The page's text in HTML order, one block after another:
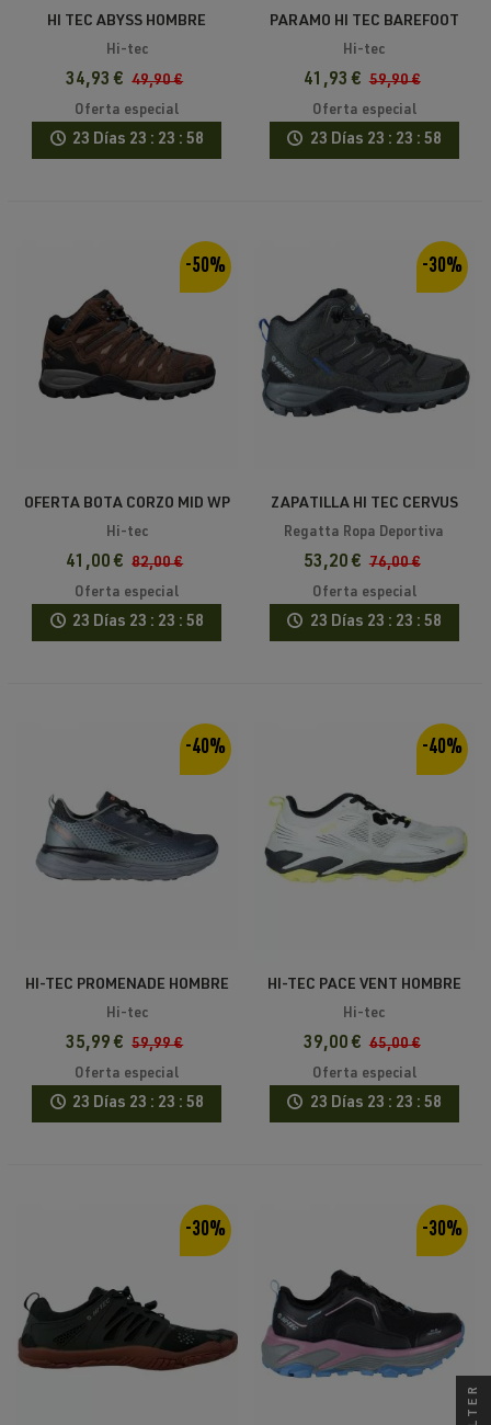
HI TEC ABYSS HOMBRE
BAREFOOT
Hi-tec
34,93 € 49,90 €
Oferta especial
23 Días 23 : 23 : 58
PARAMO HI TEC BAREFOOT
HOMBRE
Hi-tec
41,93 € 59,90 €
Oferta especial
23 Días 23 : 23 : 58
-50%
OFERTA BOTA CORZO MID WP
HI TEC
Hi-tec
41,00 € 82,00 €
Oferta especial
23 Días 23 : 23 : 58
-30%
ZAPATILLA HI TEC CERVUS
MID WP
Regatta Ropa Deportiva
53,20 € 76,00 €
Oferta especial
23 Días 23 : 23 : 58
-40%
HI-TEC PROMENADE HOMBRE
SS26
Hi-tec
35,99 € 59,99 €
Oferta especial
23 Días 23 : 23 : 58
-40%
HI-TEC PACE VENT HOMBRE
SS26
Hi-tec
39,00 € 65,00 €
Oferta especial
23 Días 23 : 23 : 58
-30% -30%